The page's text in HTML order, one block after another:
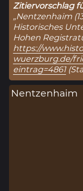
Zitiervorschlag
„Nentzenhaim
Historisches
Hohen
https://
wuerzburg.de/
eintrag=4861
Nentzenhaim